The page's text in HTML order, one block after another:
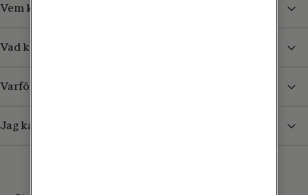
Vem kan logga in på Mina fastighetsägarsidor?
Vad kan jag se i Mina fastighetsägarsidor?
Varför måste jag ha BankID för att kunna logga in?
Jag kan inte logga in, vad beror det på?